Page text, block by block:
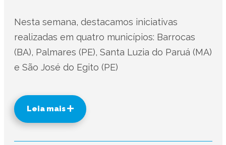
Nesta semana, destacamos iniciativas
realizadas em quatro municípios: Barrocas
(BA), Palmares (PE), Santa Luzia do Paruá (MA)
e São José do Egito (PE)
Leia mais